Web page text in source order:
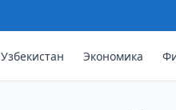
Узбекистан Экономика